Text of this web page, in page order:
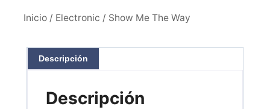
Inicio / Electronic / Show Me The Way
Descripción
Descripción